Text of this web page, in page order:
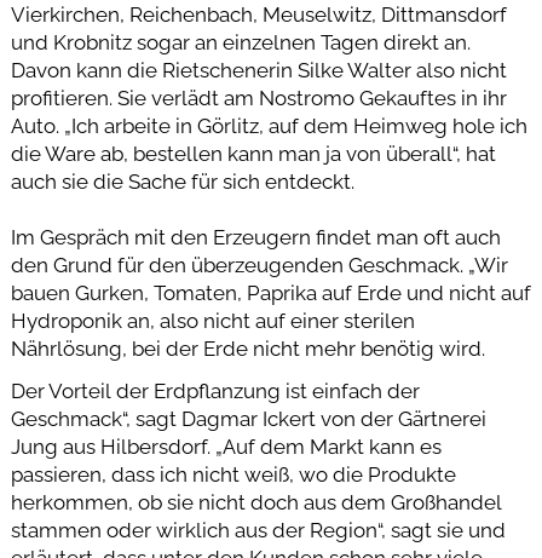
Vierkirchen, Reichenbach, Meuselwitz, Dittmansdorf
und Krobnitz sogar an einzelnen Tagen direkt an.
Davon kann die Rietschenerin Silke Walter also nicht
profitieren. Sie verlädt am Nostromo Gekauftes in ihr
Auto. „Ich arbeite in Görlitz, auf dem Heimweg hole ich
die Ware ab, bestellen kann man ja von überall“, hat
auch sie die Sache für sich entdeckt.
Im Gespräch mit den Erzeugern findet man oft auch
den Grund für den überzeugenden Geschmack. „Wir
bauen Gurken, Tomaten, Paprika auf Erde und nicht auf
Hydroponik an, also nicht auf einer sterilen
Nährlösung, bei der Erde nicht mehr benötig wird.
Der Vorteil der Erdpflanzung ist einfach der
Geschmack“, sagt Dagmar Ickert von der Gärtnerei
Jung aus Hilbersdorf. „Auf dem Markt kann es
passieren, dass ich nicht weiß, wo die Produkte
herkommen, ob sie nicht doch aus dem Großhandel
stammen oder wirklich aus der Region“, sagt sie und